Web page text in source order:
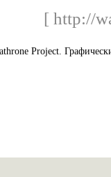
[ http://
Project.